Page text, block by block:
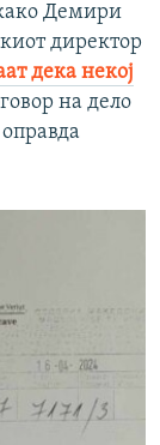
Демири
директор
дека некој
на дело